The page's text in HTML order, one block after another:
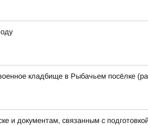
кладбище в Рыбачьем посёлке
и документам, связанным с